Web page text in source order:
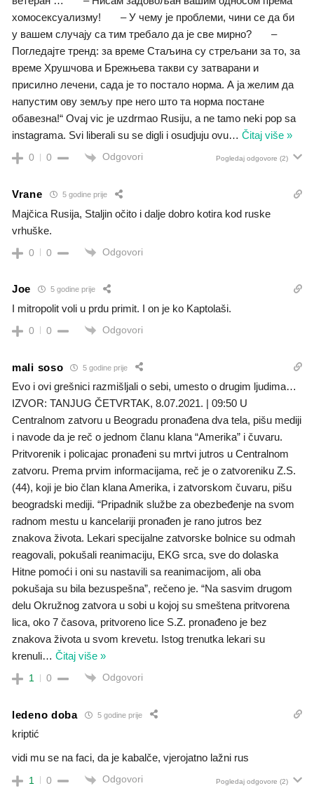
хомосексуализму! – У чему је проблеми, чини се да би
у вашем случају са тим требало да је све мирно? –
Погледајте тренд: за време Стаљина су стрељани за то, за
време Хрушчова и Брежњева такви су затварани и
присилно лечени, сада је то постало норма. А ја желим да
напустим ову земљу пре него што та норма постане
обавезна!“ Ovaj vic je uzdrmao Rusiju, a ne tamo neki pop sa
instagrama. Svi liberali su se digli i osudjuju ovu… Čitaj više »
0 0 Odgovori Pogledaj odgovore (2)
Vrane 5 godine prije
Majčica Rusija, Staljin očito i dalje dobro kotira kod ruske
vrhuške.
0 0 Odgovori
Joe 5 godine prije
I mitropolit voli u prdu primit. I on je ko Kaptolaši.
0 0 Odgovori
mali soso 5 godine prije
Evo i ovi grešnici razmišljali o sebi, umesto o drugim ljudima…
IZVOR: TANJUG ČETVRTAK, 8.07.2021. | 09:50 U
Centralnom zatvoru u Beogradu pronađena dva tela, pišu mediji
i navode da je reč o jednom članu klana “Amerika” i čuvaru.
Pritvorenik i policajac pronađeni su mrtvi jutros u Centralnom
zatvoru. Prema prvim informacijama, reč je o zatvoreniku Z.S.
(44), koji je bio član klana Amerika, i zatvorskom čuvaru, pišu
beogradski mediji. “Pripadnik službe za obezbeđenje na svom
radnom mestu u kancelariji pronađen je rano jutros bez
znakova života. Lekari specijalne zatvorske bolnice su odmah
reagovali, pokušali reanimaciju, EKG srca, sve do dolaska
Hitne pomoći i oni su nastavili sa reanimacijom, ali oba
pokušaja su bila bezuspešna”, rečeno je. “Na sasvim drugom
delu Okružnog zatvora u sobi u kojoj su smeštena pritvorena
lica, oko 7 časova, pritvoreno lice S.Z. pronađeno je bez
znakova života u svom krevetu. Istog trenutka lekari su
krenuli… Čitaj više »
1 0 Odgovori
ledeno doba 5 godine prije
kriptić
vidi mu se na faci, da je kabalče, vjerojatno lažni rus
1 0 Odgovori Pogledaj odgovore (2)